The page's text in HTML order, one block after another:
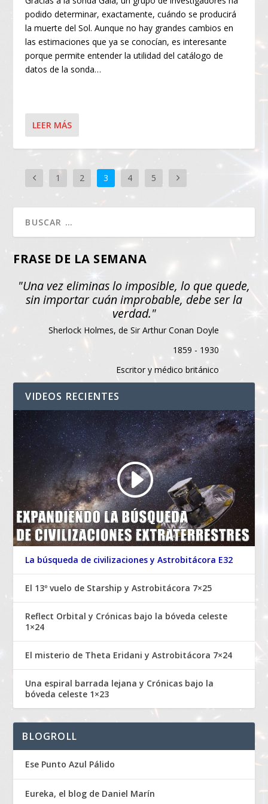
podido determinar, exactamente, cuándo se producirá
la muerte del Sol. Aunque no hay grandes cambios en
las estimaciones que ya se conocían, es interesante
porque permite entender la utilidad del catálogo de
datos de la sonda…
LEER MÁS
1 2 3 4 5
FRASE DE LA SEMANA
"Una vez eliminas lo imposible, lo que quede,
sin importar cuán improbable, debe ser la
verdad."
Sherlock Holmes, de Sir Arthur Conan Doyle
1859 - 1930
Escritor y médico británico
VIDEOS RECIENTES
La búsqueda de civilizaciones y Astrobitácora E32
El 13º vuelo de Starship y Astrobitácora 7×25
Reflect Orbital y Crónicas bajo la bóveda celeste
1×24
El misterio de Theta Eridani y Astrobitácora 7×24
Una espiral barrada lejana y Crónicas bajo la
bóveda celeste 1×23
BLOGROLL
Ese Punto Azul Pálido
Eureka, el blog de Daniel Marín